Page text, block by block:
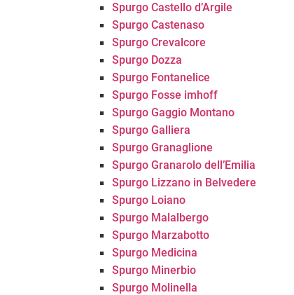
Spurgo Castello d’Argile
Spurgo Castenaso
Spurgo Crevalcore
Spurgo Dozza
Spurgo Fontanelice
Spurgo Fosse imhoff
Spurgo Gaggio Montano
Spurgo Galliera
Spurgo Granaglione
Spurgo Granarolo dell’Emilia
Spurgo Lizzano in Belvedere
Spurgo Loiano
Spurgo Malalbergo
Spurgo Marzabotto
Spurgo Medicina
Spurgo Minerbio
Spurgo Molinella